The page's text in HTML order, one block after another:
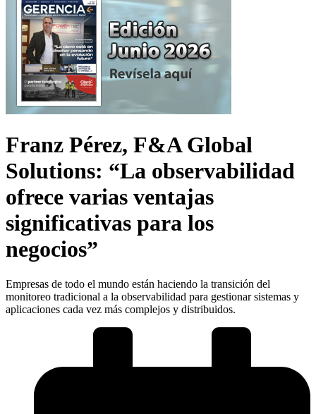
Franz Pérez, F&A Global
Solutions: “La observabilidad
ofrece varias ventajas
significativas para los
negocios”
Empresas de todo el mundo están haciendo la transición del
monitoreo tradicional a la observabilidad para gestionar sistemas y
aplicaciones cada vez más complejos y distribuidos.